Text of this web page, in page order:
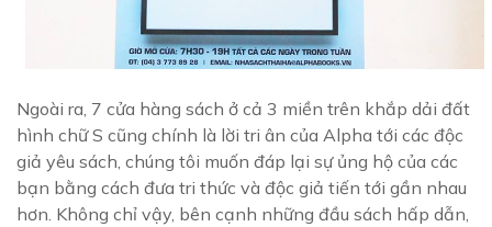
Ngoài ra, 7 cửa hàng sách ở cả 3 miền trên khắp dải đất
hình chữ S cũng chính là lời tri ân của Alpha tới các độc
giả yêu sách, chúng tôi muốn đáp lại sự ủng hộ của các
bạn bằng cách đưa tri thức và độc giả tiến tới gần nhau
hơn. Không chỉ vậy, bên cạnh những đầu sách hấp dẫn,